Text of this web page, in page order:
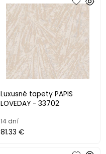
Luxusné tapety PAPIS
LOVEDAY - 33702
14 dní
81.33 €